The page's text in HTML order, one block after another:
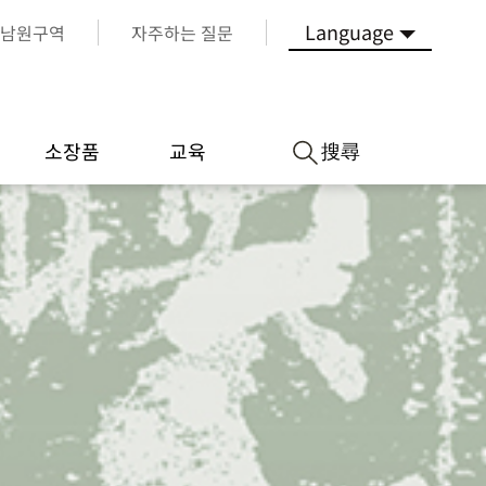
남원구역 자주하는 질문 Language
소장품 교육 搜尋